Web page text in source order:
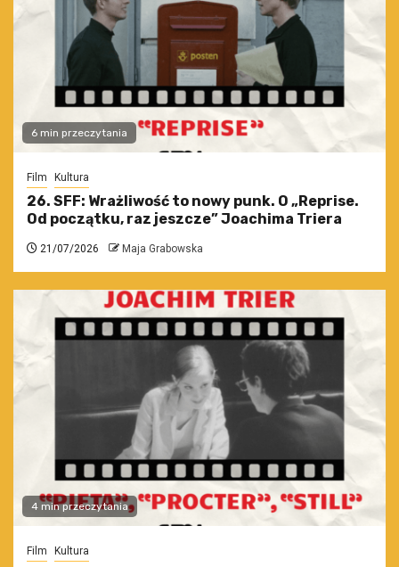
6 min przeczytania
Film Kultura
26. SFF: Wrażliwość to nowy punk. O „Reprise.
Od początku, raz jeszcze” Joachima Triera
21/07/2026 Maja Grabowska
4 min przeczytania
Film Kultura